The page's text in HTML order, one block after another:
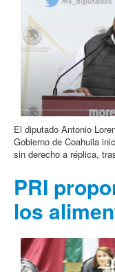
El diputado Antonio
Gobierno de Coahuila
sin derecho a réplica,
PRI
los